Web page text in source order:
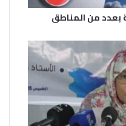
بعدد من المناطق